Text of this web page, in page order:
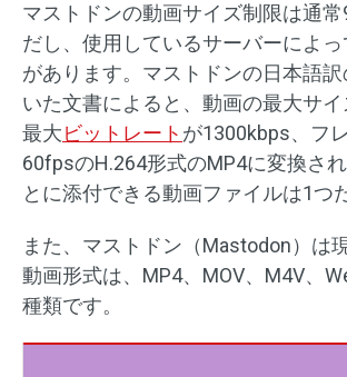
マストドンの動画サイズ制限は通
だし、使用しているサーバーによ
があります。マストドンの日本語
いた文書によると、動画の最大サイ
最大ビットレート が1300kbps、フ
60fpsのH.264形式のMP4に変換さ
とに添付できる動画ファイルは1つ
また、マストドン（Mastodon）は
動画形式は、MP4、MOV、M4V、
種類です。